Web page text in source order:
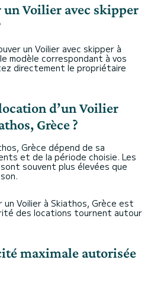
un Voilier avec skipper
un Voilier avec skipper à
modèle correspondant à vos
directement le propriétaire
d’un Voilier
Grèce ?
Grèce dépend de sa
et de la période choisie. Les
souvent plus élevées que
un Voilier à Skiathos, Grèce est
des locations tournent autour
maximale autorisée